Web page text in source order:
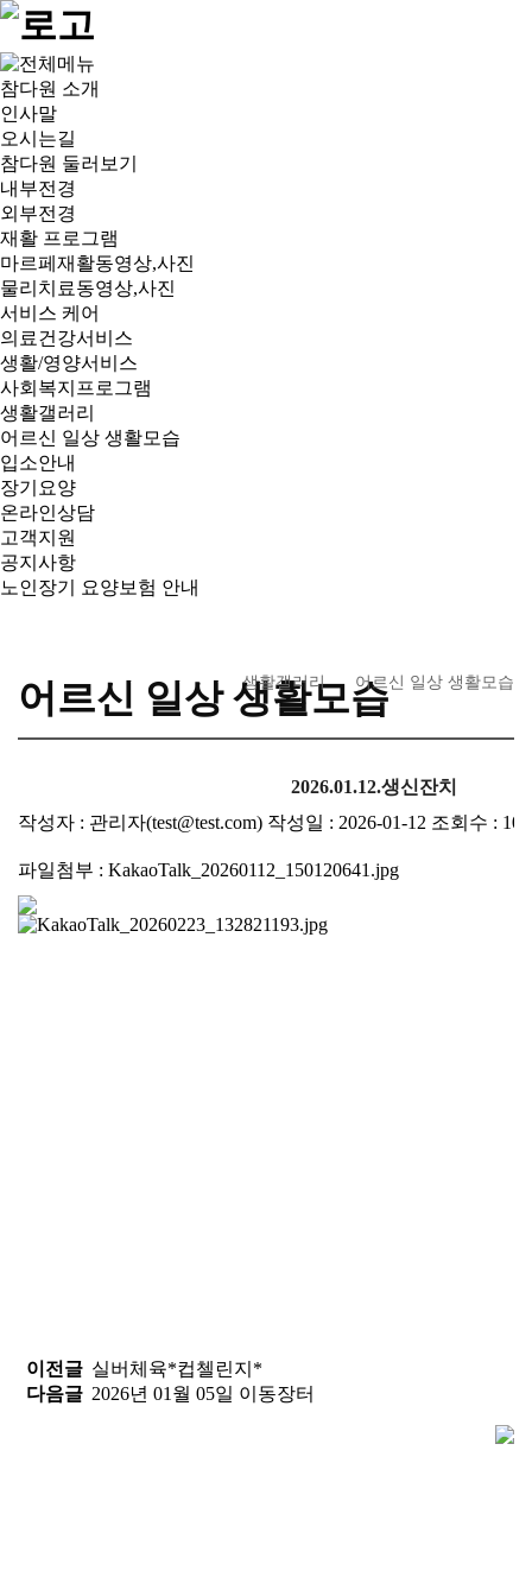
참다원 소개
인사말
오시는길
참다원 둘러보기
내부전경
외부전경
재활 프로그램
마르페재활동영상,사진
물리치료동영상,사진
서비스 케어
의료건강서비스
생활/영양서비스
사회복지프로그램
생활갤러리
어르신 일상 생활모습
입소안내
장기요양
온라인상담
고객지원
공지사항
노인장기 요양보험 안내
어르신 일상 생활모습
생활갤러리 어르신 일상 생활모습
2026.01.12.생신잔치
작성자 : 관리자(test@test.com) 작성일 : 2026-01-12 조회수 : 107
파일첨부 : KakaoTalk_20260112_150120641.jpg
이전글 실버체육*컵첼린지*
다음글 2026년 01월 05일 이동장터